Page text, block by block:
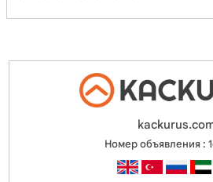
Номер объявления :